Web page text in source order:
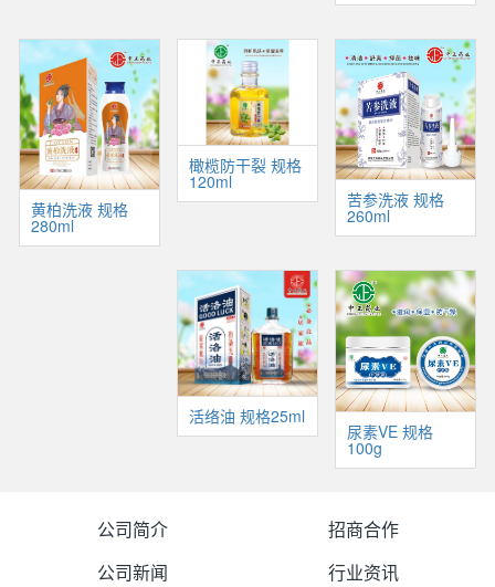
黄柏洗液 规格
280ml
橄榄防干裂 规格
120ml
苦参洗液 规格
260ml
活络油 规格25ml
尿素VE 规格
100g
公司简介
招商合作
公司新闻
行业资讯